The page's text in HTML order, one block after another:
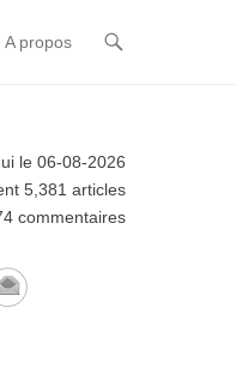
A propos
le 06-08-2026
5,381 articles
commentaires